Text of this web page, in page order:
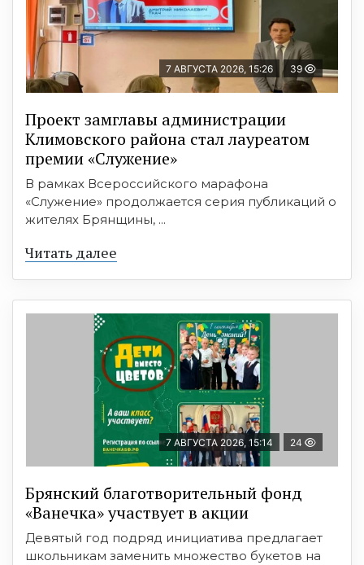
7 АВГУСТА 2026, 15:26 39
Проект замглавы администрации
Климовского района стал лауреатом
премии «Служение»
В рамках Всероссийского марафона
«Служение» продолжается серия публикаций о
жителях Брянщины, ...
Читать далее
7 АВГУСТА 2026, 15:14 24
Брянский благотворительный фонд
«Ванечка» участвует в акции
Девятый год подряд инициатива предлагает
школьникам заменить множество букетов на